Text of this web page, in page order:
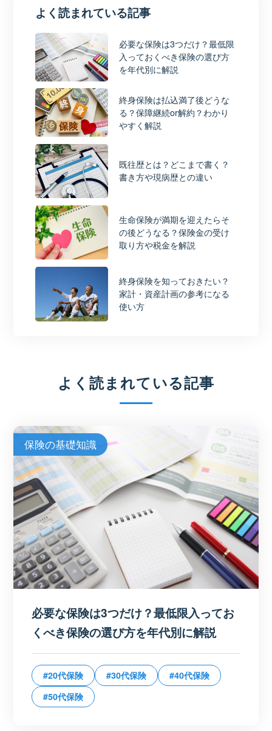
よく読まれている記事
必要な保険は3つだけ？最低限
入っておくべき保険の選び方
を年代別に解説
終身保険は払込満了後どうな
る？保障継続or解約？わかり
やすく解説
既往歴とは？どこまで書く？
書き方や現病歴との違い
生命保険が満期を迎えたらそ
の後どうなる？保険金の受け
取り方や税金を解説
終身保険を知っておきたい？
家計・資産計画の参考になる
使い方
よく読まれている記事
保険の基礎知識
必要な保険は3つだけ？最低限入ってお
くべき保険の選び方を年代別に解説
#20代保険 #30代保険
#40代保険
#50代保険